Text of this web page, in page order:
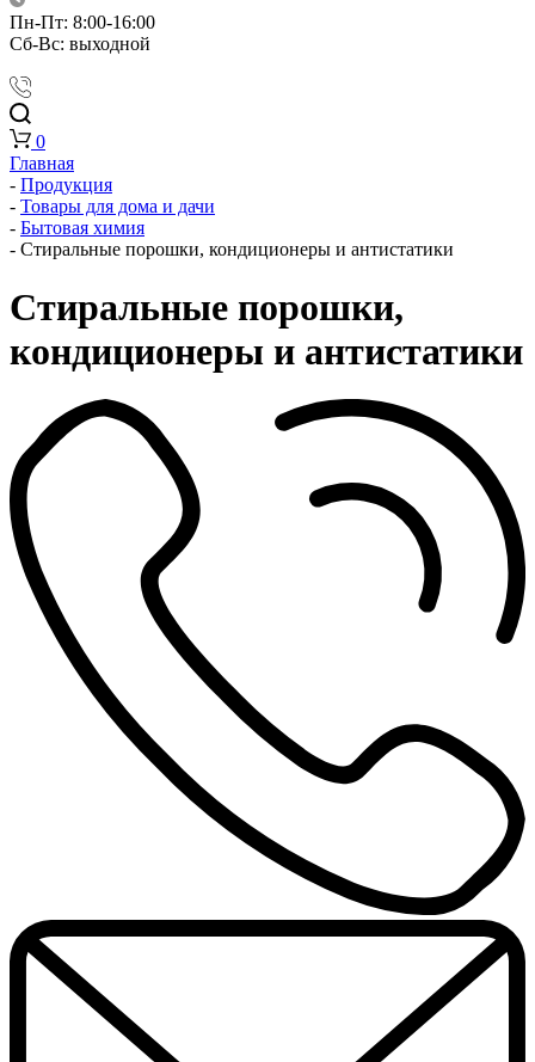
Пн-Пт: 8:00-16:00
Сб-Вс: выходной
0
Главная
- Продукция
- Товары для дома и дачи
- Бытовая химия
- Стиральные порошки, кондиционеры и антистатики
Стиральные порошки,
кондиционеры и антистатики